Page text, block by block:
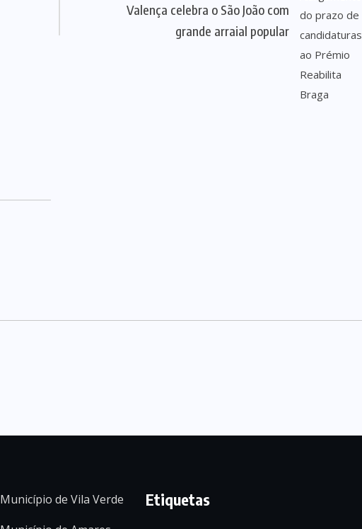
Valença celebra o São João com
grande arraial popular
Município de Vila Verde
Etiquetas